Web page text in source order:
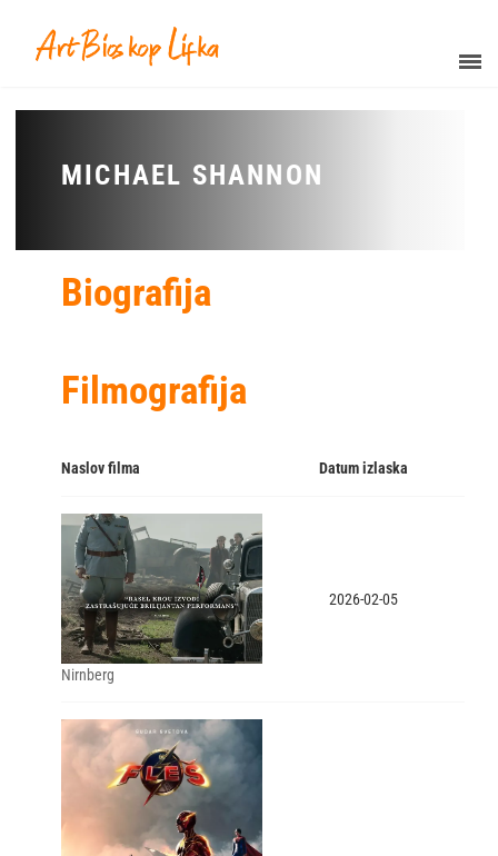
MICHAEL SHANNON
Biografija
Filmografija
Naslov filma Datum izlaska
Nirnberg
2026-02-05